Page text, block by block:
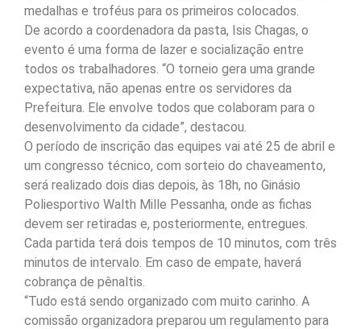
medalhas e troféus para os primeiros colocados.
De acordo a coordenadora da pasta, Isis Chagas, o
evento é uma forma de lazer e socialização entre
todos os trabalhadores. “O torneio gera uma grande
expectativa, não apenas entre os servidores da
Prefeitura. Ele envolve todos que colaboram para o
desenvolvimento da cidade”, destacou.
O período de inscrição das equipes vai até 25 de abril e
um congresso técnico, com sorteio do chaveamento,
será realizado dois dias depois, às 18h, no Ginásio
Poliesportivo Walth Mille Pessanha, onde as fichas
devem ser retiradas e, posteriormente, entregues.
Cada partida terá dois tempos de 10 minutos, com três
minutos de intervalo. Em caso de empate, haverá
cobrança de pênaltis.
“Tudo está sendo organizado com muito carinho. A
comissão organizadora preparou um regulamento para